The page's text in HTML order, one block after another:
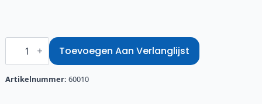
Marktkraam
gegalvaniseerd
met
blauw
Toevoegen Aan Verlanglijst
Artikelnummer: 60010